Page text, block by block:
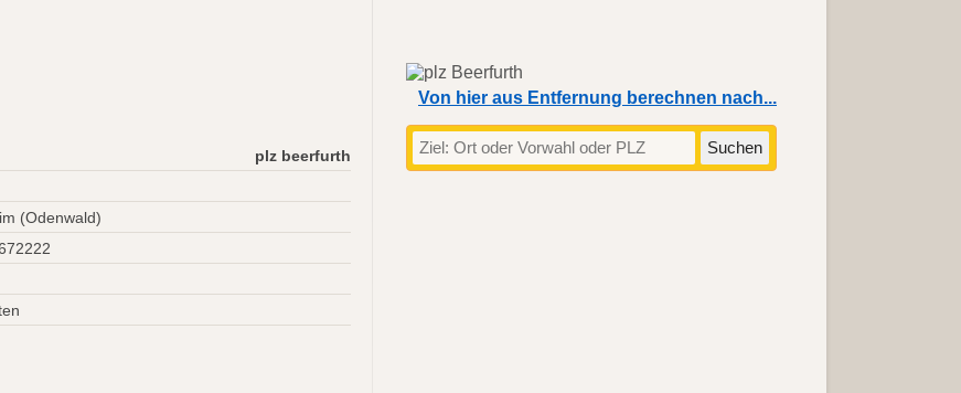
plz beerfurth
(Odenwald)
Von hier aus Entfernung berechnen nach...